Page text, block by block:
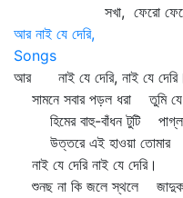
সখা, ফেরো
আর নাই যে দেরি,
Songs
আর নাই যে দেরি, নাই যে দেরি।
সামনে সবার পড়ল ধরা তুমি
হিমের বাহু-বাঁধন টুটি পাগ্‌লা-
উত্তরে এই হাওয়া তোমার
নাই যে দেরি নাই যে দেরি।
শুনছ না কি জলে স্থলে